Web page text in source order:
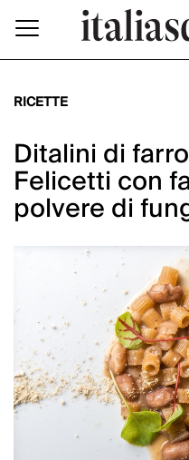
RICETTE
Ditalini di
Felicetti con
polvere di